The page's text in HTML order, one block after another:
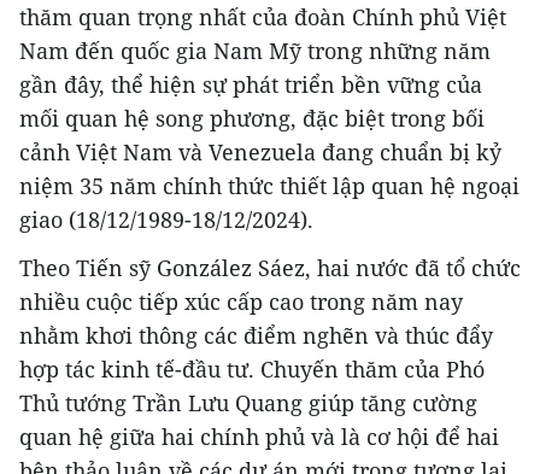
thăm quan trọng nhất của đoàn Chính phủ Việt
Nam đến quốc gia Nam Mỹ trong những năm
gần đây, thể hiện sự phát triển bền vững của
mối quan hệ song phương, đặc biệt trong bối
cảnh Việt Nam và Venezuela đang chuẩn bị kỷ
niệm 35 năm chính thức thiết lập quan hệ ngoại
giao (18/12/1989-18/12/2024).
Theo Tiến sỹ González Sáez, hai nước đã tổ chức
nhiều cuộc tiếp xúc cấp cao trong năm nay
nhằm khơi thông các điểm nghẽn và thúc đẩy
hợp tác kinh tế-đầu tư. Chuyến thăm của Phó
Thủ tướng Trần Lưu Quang giúp tăng cường
quan hệ giữa hai chính phủ và là cơ hội để hai